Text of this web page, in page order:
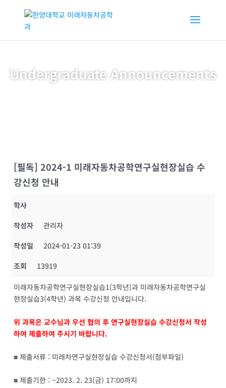
Undergraduate Announcements
[필독] 2024-1 미래자동차공학연구실현장실습 수
강신청 안내
학사
작성자
관리자
작성일
2024-01-23 01:39
조회
13919
미래자동차공학연구실현장실습1(3학년)과 미래자동차공학연구실
현장실습3(4학년) 과목 수강신청 안내입니다.
위 과목은 교수님과 우선 협의 후 연구실현장실습 수강신청서 작성
하여 제출하여 주시기 바랍니다.
■ 제출서류 : 미래차연구실현장실습 수강신청서(첨부파일)
■ 제출기한 : ~2023. 2. 23(금) 17:00까지